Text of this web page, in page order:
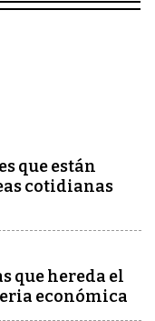
que están
cotidianas
que hereda el
económica